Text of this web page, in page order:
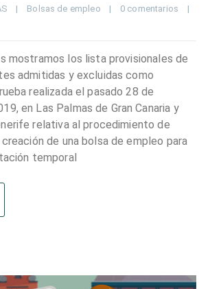
| Bolsas de empleo | 0 comentarios
|
mostramos los lista provisionales de
admitidas y excluidas como
realizada el pasado 28 de
en Las Palmas de Gran Canaria y
relativa al procedimiento de
de una bolsa de empleo para
temporal